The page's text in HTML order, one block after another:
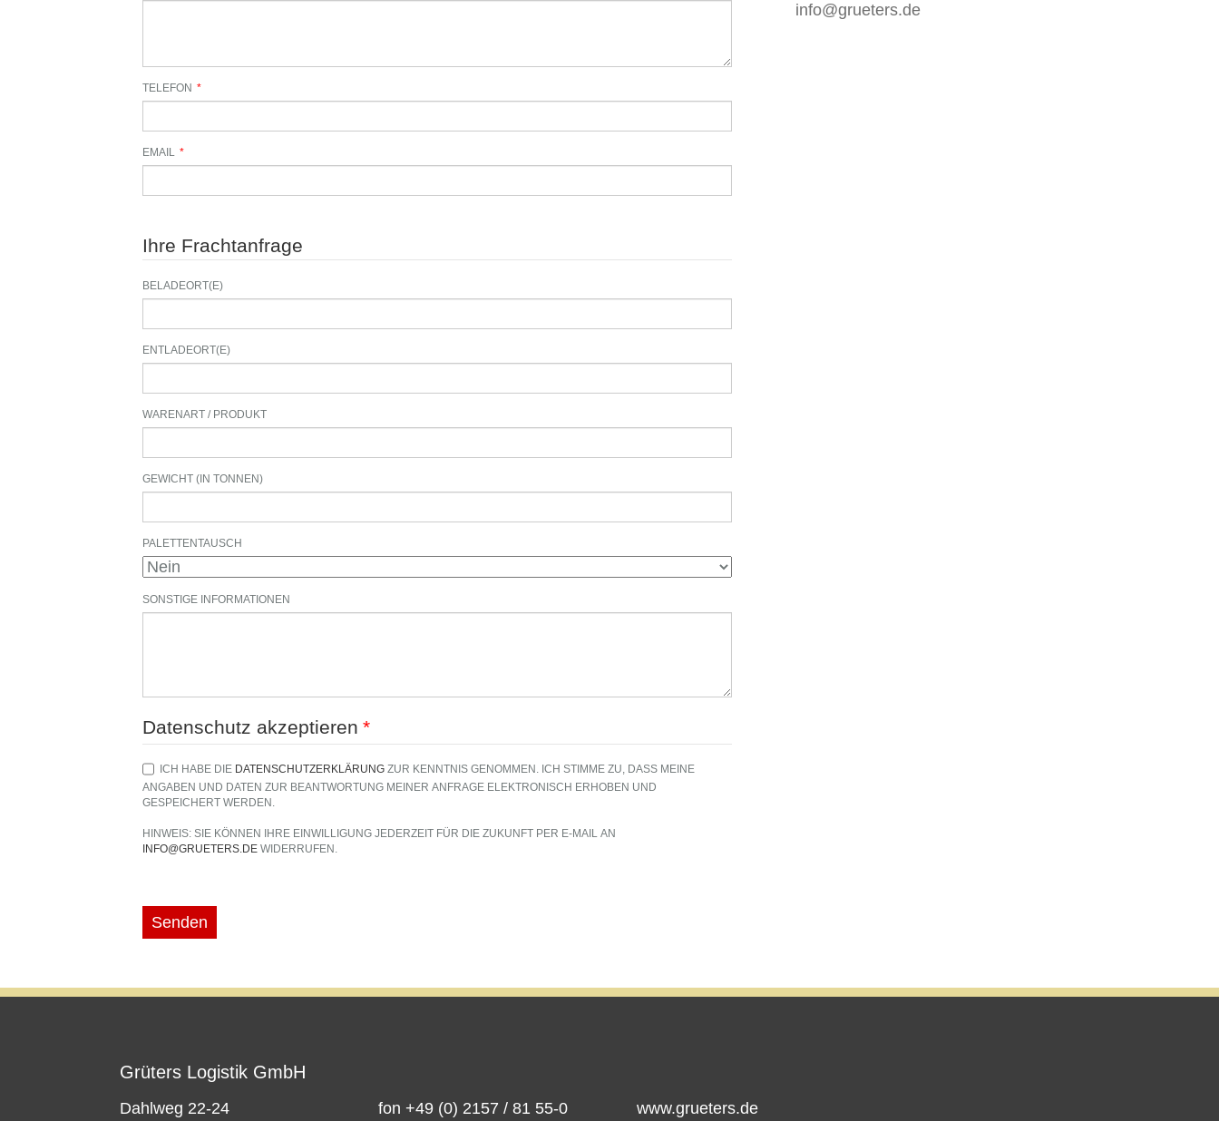
TELEFON *
EMAIL *
Ihre Frachtanfrage
BELADEORT(E)
ENTLADEORT(E)
WARENART / PRODUKT
GEWICHT (IN TONNEN)
PALETTENTAUSCH
SONSTIGE INFORMATIONEN
Datenschutz akzeptieren *
ICH HABE DIE DATENSCHUTZERKLÄRUNG ZUR KENNTNIS GENOMMEN. ICH STIMME ZU, DASS MEINE
ANGABEN UND DATEN ZUR BEANTWORTUNG MEINER ANFRAGE ELEKTRONISCH ERHOBEN UND
GESPEICHERT WERDEN.
HINWEIS: SIE KÖNNEN IHRE EINWILLIGUNG JEDERZEIT FÜR DIE ZUKUNFT PER E-MAIL AN
INFO@GRUETERS.DE WIDERRUFEN.
info@grueters.de
Grüters Logistik GmbH
Dahlweg 22-24 fon +49 (0) 2157 / 81 55-0 www.grueters.de